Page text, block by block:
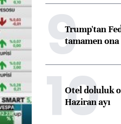
9Trump'tan
tamamen ona
10
Otel doluluk
Haziran ayı